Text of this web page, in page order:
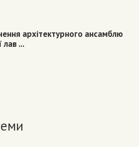
архітектурного ансамблю
лав ...